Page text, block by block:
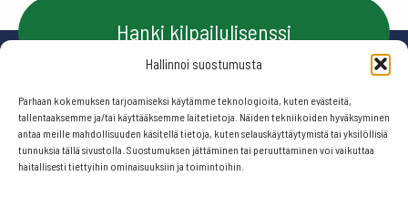
Hallinnoi suostumusta
Parhaan kokemuksen tarjoamiseksi käytämme teknologioita, kuten evästeitä,
tallentaaksemme ja/tai käyttääksemme laitetietoja. Näiden tekniikoiden hyväksyminen
antaa meille mahdollisuuden käsitellä tietoja, kuten selauskäyttäytymistä tai yksilöllisiä
tunnuksia tällä sivustolla. Suostumuksen jättäminen tai peruuttaminen voi vaikuttaa
haitallisesti tiettyihin ominaisuuksiin ja toimintoihin.
Hanki kilpailulisenssi
Ota yhteyttä
Seuraa meitä: